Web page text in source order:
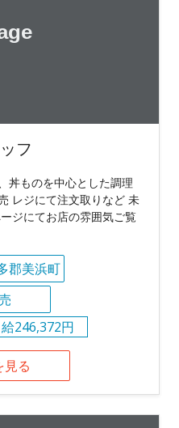
フ
丼ものを中心とした調理
レジにて注文取りなど 未
ジにてお店の雰囲気ご覧
郡美浜町
246,372円
見る